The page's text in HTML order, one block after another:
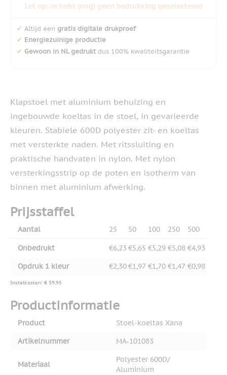
Let op: Je hebt (nog) geen bedrukking geselecteerd
✔ Altijd een gratis digitale drukproef
✔ Energiezuinige productie
✔ Gewoon in NL gedruktdus 100% kwaliteitsgarantie
Klapstoel met aluminium behuizing en
ingebouwde koeltas in de stoel, in gevarieerde
kleuren. Stabiele 600D polyester zit- en koeltas
met versterkte naden. Met ritssluiting en
praktische handvaten in nylon. Met nylon
versterkingsstrip op de poten en isotherm van
binnen met aluminium afwerking.
Prijsstaffel
Aantal 25 50 100 250 500
Onbedrukt €6,23 €5,65 €5,29 €5,08 €4,93
Opdruk 1 kleur
€2,30€1,97 €1,70 €1,47 €0,98
Instelkosten: € 39,95
Productinformatie
Product
Stoel-koeltas Xana
Artikelnummer
MA-101083
Materiaal
Polyester 600D/
Aluminium